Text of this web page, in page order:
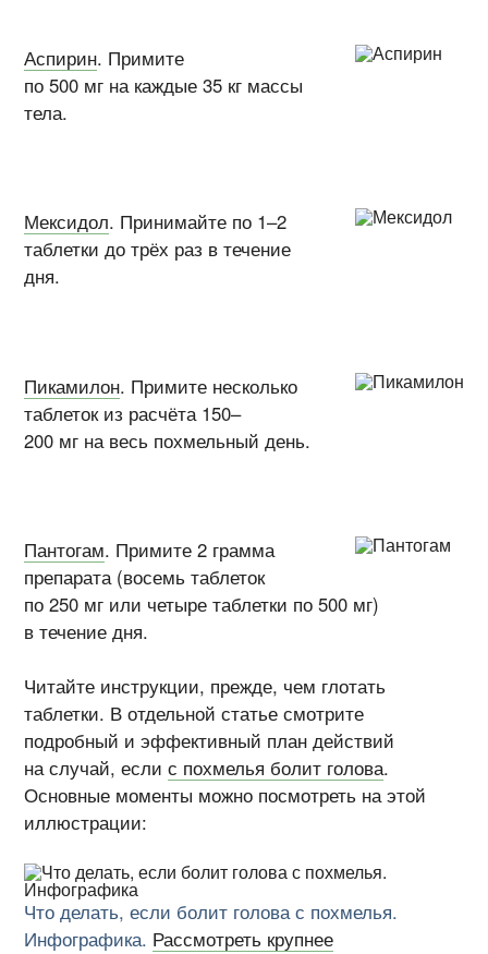
Аспирин. Примите
по 500 мг на каждые 35 кг массы
тела.
Мексидол. Принимайте по 1–2
таблетки до трёх раз в течение
дня.
Пикамилон. Примите несколько
таблеток из расчёта 150–
200 мг на весь похмельный день.
Пантогам. Примите 2 грамма
препарата (восемь таблеток
по 250 мг или четыре таблетки по 500 мг)
в течение дня.
Читайте инструкции, прежде, чем глотать
таблетки. В отдельной статье смотрите
подробный и эффективный план действий
на случай, еслис похмелья болит голова.
Основные моменты можно посмотреть на этой
иллюстрации:
Что делать, если болит голова с похмелья.
Инфографика. Рассмотреть крупнее